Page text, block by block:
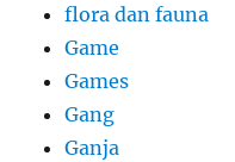
flora dan fauna
Game
Games
Gang
Ganja